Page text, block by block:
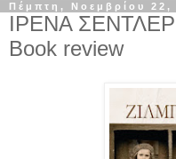
Πέμπτη, Νοεμβρίου 22,
ΙΡΕΝΑ ΣΕΝΤΛΕΡ
Book review